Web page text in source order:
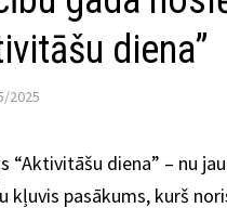
diena”
2025
“Aktivitāšu diena” – nu
kļuvis pasākums, kurš